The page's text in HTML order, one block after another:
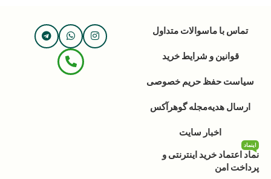
تماس با ماسوالات متداول
قوانین و شرایط خرید
سیاست حفظ حریم خصوصی
ارسال هدیهمجله گوهرآکس
اخبار سایت
نماد اعتماد خرید اینترنتی و
پرداخت امن
اینماد